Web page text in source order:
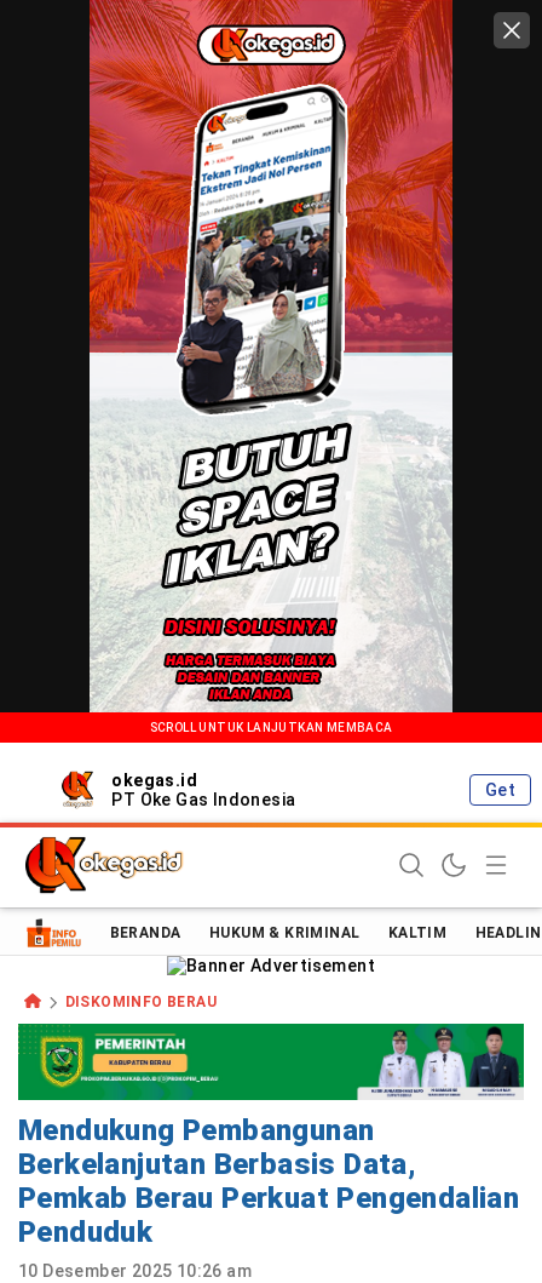
SCROLL UNTUK LANJUTKAN MEMBACA
okegas.id
PT Oke Gas Indonesia
Get
Oke Gas Indonesia | Energi Positif Informasi Terkini!
BERANDA HUKUM & KRIMINAL KALTIM
DISKOMINFO BERAU
Mendukung Pembangunan
Berkelanjutan Berbasis Data,
Pemkab Berau Perkuat Pengendalian
Penduduk
10 Desember 2025 10:26 am